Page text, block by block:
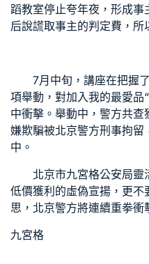
蹈教室停止夸年夜，形成事
后說謊取事主的判定費，所
7月中旬， 講座在把握
項舉動，對加入我的最愛品
中衝擊。舉動中，警方共
嫌欺騙被北京警方刑事拘
中。
北京市九宮格公安局靈
低價獲利的虛偽宣揚，更不
思，北京警方將連續重拳衝
九宮格